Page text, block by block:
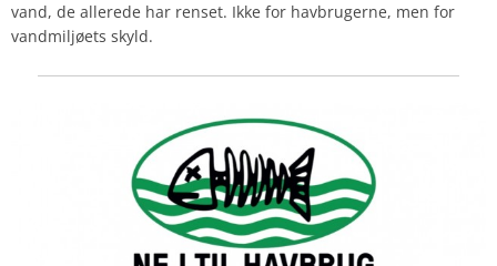
vand, de allerede har renset. Ikke for havbrugerne, men for
vandmiljøets skyld.